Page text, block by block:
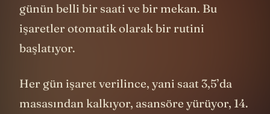
günün belli bir saati ve bir mekan. Bu
işaretler otomatik olarak bir rutini
başlatıyor.
Her gün işaret verilince, yani saat 3,5’da
masasından kalkıyor, asansöre yürüyor, 14.